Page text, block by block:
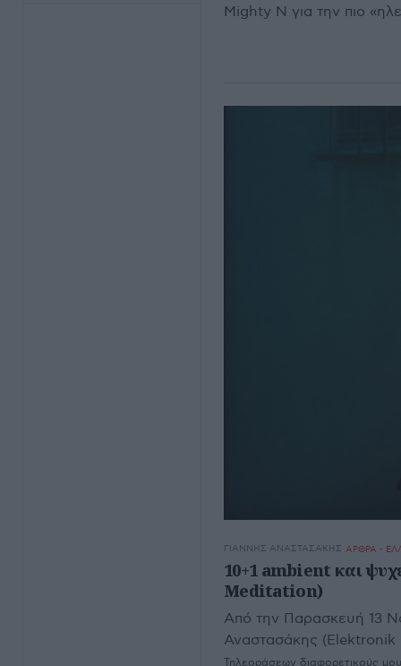
Mighty N για την πιο
ΓΙΆΝΝΗΣ ΑΝΑΣΤΑΣΆΚΗΣ ΑΡΘΡΑ -
10+1 ambient και
Meditation)
Από την Παρασκευή 13
Αναστασάκης (Elektronik
Τηλεοράσεων διαφορετικούς